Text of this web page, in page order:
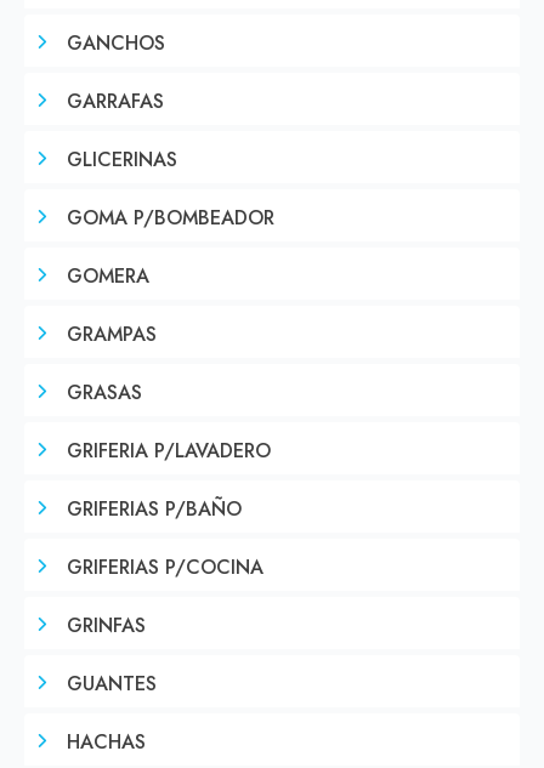
GANCHOS
GARRAFAS
GLICERINAS
GOMA P/BOMBEADOR
GOMERA
GRAMPAS
GRASAS
GRIFERIA P/LAVADERO
GRIFERIAS P/BAÑO
GRIFERIAS P/COCINA
GRINFAS
GUANTES
HACHAS